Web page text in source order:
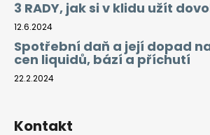
3 RADY, jak si v klidu užít
12.6.2024
Spotřební daň a její dopad
cen liquidů, bází a příchutí
22.2.2024
Kontakt